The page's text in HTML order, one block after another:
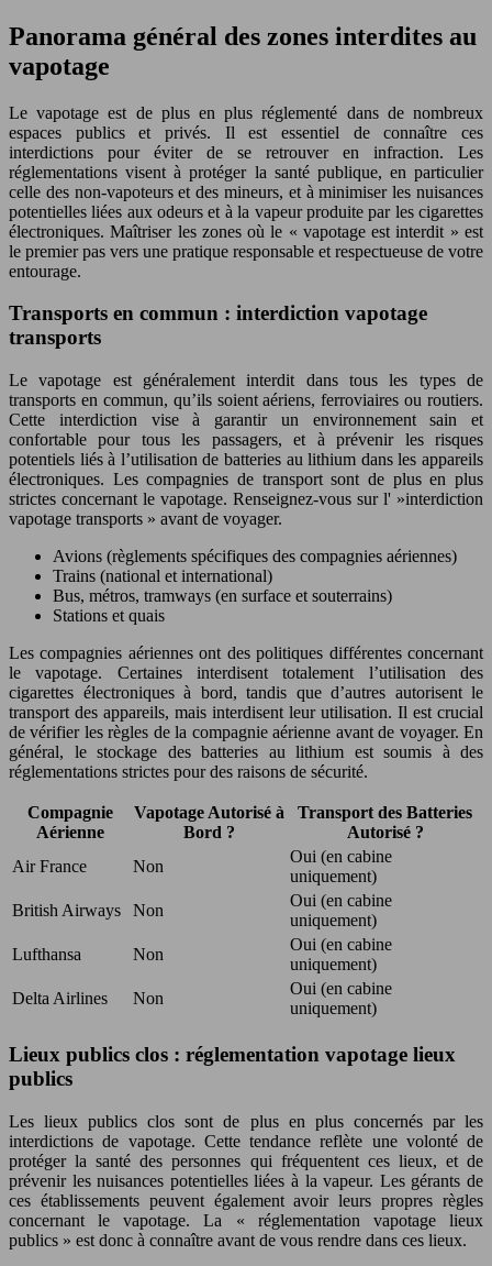
Panorama général des zones interdites au
vapotage
Le vapotage est de plus en plus réglementé dans de nombreux
espaces publics et privés. Il est essentiel de connaître ces
interdictions pour éviter de se retrouver en infraction. Les
réglementations visent à protéger la santé publique, en particulier
celle des non-vapoteurs et des mineurs, et à minimiser les nuisances
potentielles liées aux odeurs et à la vapeur produite par les cigarettes
électroniques. Maîtriser les zones où le « vapotage est interdit » est
le premier pas vers une pratique responsable et respectueuse de votre
entourage.
Transports en commun : interdiction vapotage
transports
Le vapotage est généralement interdit dans tous les types de
transports en commun, qu’ils soient aériens, ferroviaires ou routiers.
Cette interdiction vise à garantir un environnement sain et
confortable pour tous les passagers, et à prévenir les risques
potentiels liés à l’utilisation de batteries au lithium dans les appareils
électroniques. Les compagnies de transport sont de plus en plus
strictes concernant le vapotage. Renseignez-vous sur l' »interdiction
vapotage transports » avant de voyager.
Avions (règlements spécifiques des compagnies aériennes)
Trains (national et international)
Bus, métros, tramways (en surface et souterrains)
Stations et quais
Les compagnies aériennes ont des politiques différentes concernant
le vapotage. Certaines interdisent totalement l’utilisation des
cigarettes électroniques à bord, tandis que d’autres autorisent le
transport des appareils, mais interdisent leur utilisation. Il est crucial
de vérifier les règles de la compagnie aérienne avant de voyager. En
général, le stockage des batteries au lithium est soumis à des
réglementations strictes pour des raisons de sécurité.
Compagnie
Aérienne
Vapotage Autorisé à
Bord ?
Transport des Batteries
Autorisé ?
Air France
Non
Oui (en cabine
uniquement)
British Airways
Non
Oui (en cabine
uniquement)
Lufthansa
Non
Oui (en cabine
uniquement)
Delta Airlines
Non
Oui (en cabine
uniquement)
Lieux publics clos : réglementation vapotage lieux
publics
Les lieux publics clos sont de plus en plus concernés par les
interdictions de vapotage. Cette tendance reflète une volonté de
protéger la santé des personnes qui fréquentent ces lieux, et de
prévenir les nuisances potentielles liées à la vapeur. Les gérants de
ces établissements peuvent également avoir leurs propres règles
concernant le vapotage. La « réglementation vapotage lieux
publics » est donc à connaître avant de vous rendre dans ces lieux.